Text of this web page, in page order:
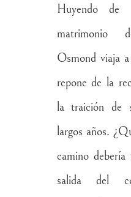
Huyendo
matrimonio
Osmond viaja
repone de la
la traición de
largos años.
camino
salida del